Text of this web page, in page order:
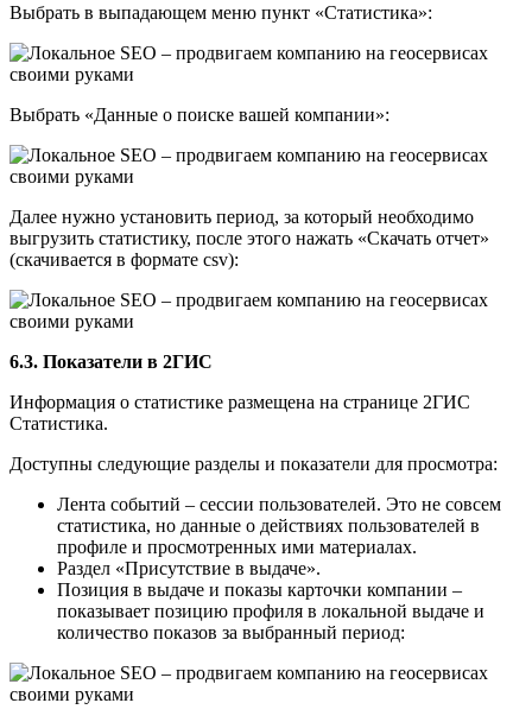
Выбрать в выпадающем меню пункт «Статистика»:
Выбрать «Данные о поиске вашей компании»:
Далее нужно установить период, за который необходимо
выгрузить статистику, после этого нажать «Скачать отчет»
(скачивается в формате csv):
6.3. Показатели в 2ГИС
Информация о статистике размещена на странице 2ГИС
Статистика.
Доступны следующие разделы и показатели для просмотра:
Лента событий – сессии пользователей. Это не совсем
статистика, но данные о действиях пользователей в
профиле и просмотренных ими материалах.
Раздел «Присутствие в выдаче».
Позиция в выдаче и показы карточки компании –
показывает позицию профиля в локальной выдаче и
количество показов за выбранный период: